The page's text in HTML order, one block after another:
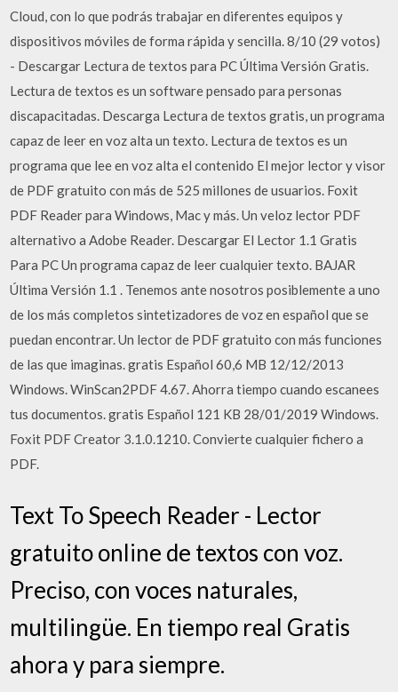
Cloud, con lo que podrás trabajar en diferentes equipos y
dispositivos móviles de forma rápida y sencilla. 8/10 (29 votos)
- Descargar Lectura de textos para PC Última Versión Gratis.
Lectura de textos es un software pensado para personas
discapacitadas. Descarga Lectura de textos gratis, un programa
capaz de leer en voz alta un texto. Lectura de textos es un
programa que lee en voz alta el contenido El mejor lector y visor
de PDF gratuito con más de 525 millones de usuarios. Foxit
PDF Reader para Windows, Mac y más. Un veloz lector PDF
alternativo a Adobe Reader. Descargar El Lector 1.1 Gratis
Para PC Un programa capaz de leer cualquier texto. BAJAR
Última Versión 1.1 . Tenemos ante nosotros posiblemente a uno
de los más completos sintetizadores de voz en español que se
puedan encontrar. Un lector de PDF gratuito con más funciones
de las que imaginas. gratis Español 60,6 MB 12/12/2013
Windows. WinScan2PDF 4.67. Ahorra tiempo cuando escanees
tus documentos. gratis Español 121 KB 28/01/2019 Windows.
Foxit PDF Creator 3.1.0.1210. Convierte cualquier fichero a
PDF.
Text To Speech Reader - Lector
gratuito online de textos con voz.
Preciso, con voces naturales,
multilingüe. En tiempo real Gratis
ahora y para siempre.